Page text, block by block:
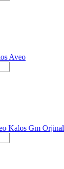
Aveo
Kalos Gm Orjinal